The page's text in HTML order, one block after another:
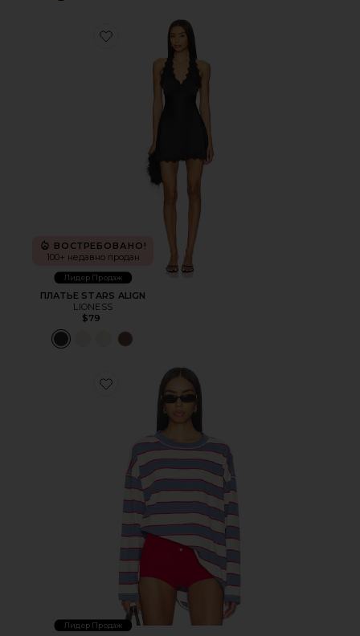
Favorite ПЛАТЬЕ STARS ALIGN
ВОСТРЕБОВАНО!
100+ недавно продан
Лидер Продаж
ПЛАТЬЕ STARS ALIGN
LIONESS
$79
Favorite ТОП HORIZON LONG SLEEVE
Лидер Продаж